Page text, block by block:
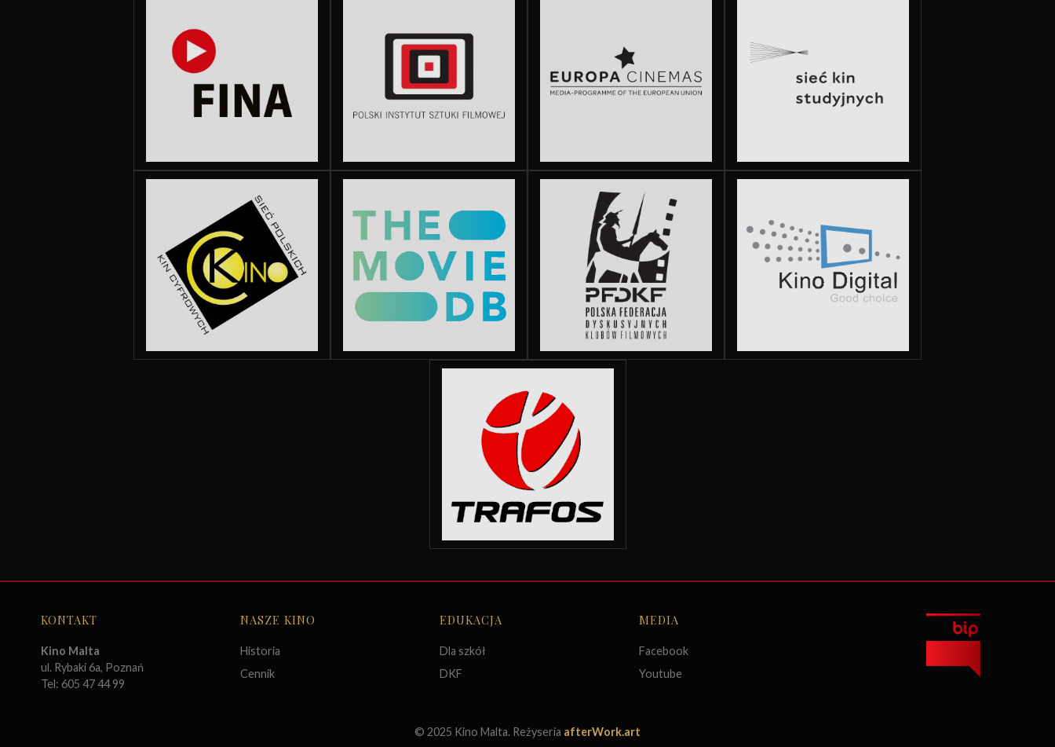
KONTAKT
Kino Malta
ul. Rybaki 6a, Poznań
Tel: 605 47 44 99
NASZE KINO
Historia
Cennik
EDUKACJA
Dla szkół
DKF
MEDIA
Facebook
Youtube
© 2025 Kino Malta. Reżyseria afterWork.art